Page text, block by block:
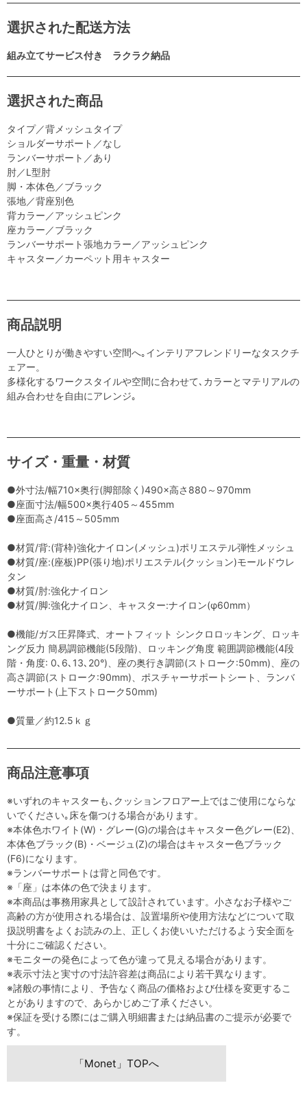
選択された配送方法
組み立てサービス付き ラクラク納品
選択された商品
タイプ／背メッシュタイプ
ショルダーサポート／なし
ランバーサポート／あり
肘／L型肘
脚・本体色／ブラック
張地／背座別色
背カラー／アッシュピンク
座カラー／ブラック
ランバーサポート張地カラー／アッシュピンク
キャスター／カーペット用キャスター
商品説明
一人ひとりが働きやすい空間へ｡インテリアフレンドリーなタスクチ
ェアー。
多様化するワークスタイルや空間に合わせて､カラーとマテリアルの
組み合わせを自由にアレンジ｡
サイズ・重量・材質
●外寸法/幅710×奥行(脚部除く)490×高さ880～970mm
●座面寸法/幅500×奥行405～455mm
●座面高さ/415～505mm
●材質/背:(背枠)強化ナイロン(メッシュ)ポリエステル弾性メッシュ
●材質/座:(座板)PP(張り地)ポリエステル(クッション)モールドウレ
タン
●材質/肘:強化ナイロン
●材質/脚:強化ナイロン、キャスター:ナイロン(φ60mm）
●機能/ガス圧昇降式、オートフィット シンクロロッキング、ロッキ
ング反力 簡易調節機能(5段階)、ロッキング角度 範囲調節機能(4段
階・角度: 0､6､13､20°)、座の奥行き調節(ストローク:50mm)、座の
高さ調節(ストローク:90mm)、ポスチャーサポートシート、ランバ
ーサポート(上下ストローク50mm)
●質量／約12.5ｋｇ
商品注意事項
※いずれのキャスターも､クッションフロアー上ではご使用にならな
いでください｡床を傷つける場合があります。
※本体色ホワイト(W)・グレー(G)の場合はキャスター色グレー(E2)、
本体色ブラック(B)・ベージュ(Z)の場合はキャスター色ブラック
(F6)になります。
※ランバーサポートは背と同色です。
※「座」は本体の色で決まります。
※本商品は事務用家具として設計されています。小さなお子様やご
高齢の方が使用される場合は、設置場所や使用方法などについて取
扱説明書をよくお読みの上、正しくお使いいただけるよう安全面を
十分にご確認ください。
※モニターの発色によって色が違って見える場合があります。
※表示寸法と実寸の寸法許容差は商品により若干異なります。
※諸般の事情により、予告なく商品の価格および仕様を変更するこ
とがありますので、あらかじめご了承ください。
※保証を受ける際にはご購入明細書または納品書のご提示が必要で
す。
「Monet」TOPへ